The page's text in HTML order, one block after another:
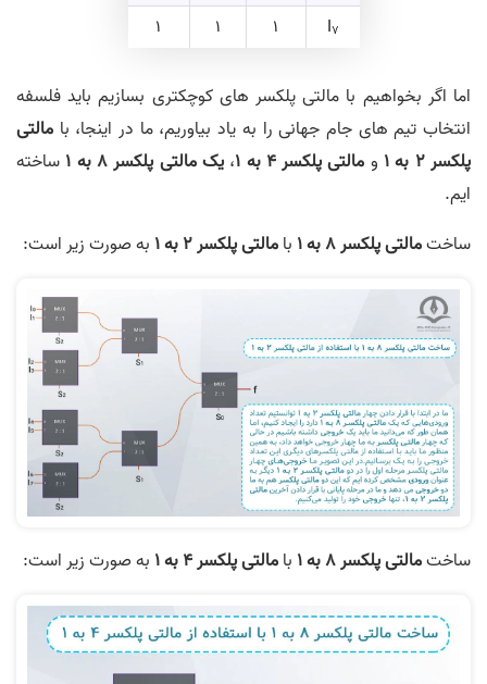
I7
1
1
1
اما اگر بخواهیم با مالتی پلکسر های کوچکتری بسازیم باید فلسفه
انتخاب تیم های جام جهانی را به یاد بیاوریم، ما در اینجا، با مالتی
پلکسر2 به1 و مالتی پلکسر4 به 1،یک مالتی پلکسر8به 1 ساخته
ایم.
ساختمالتی پلکسر ۸ به ۱ بامالتی پلکسر2به1 به صورت زیر است:
ساختمالتی پلکسر ۸ به ۱ بامالتی پلکسر۴به۱ به صورت زیر است: